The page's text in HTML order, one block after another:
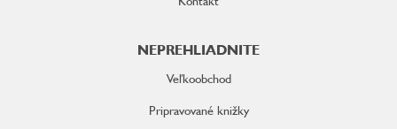
NEPREHLIADNITE
Veľkoobchod
Pripravované knižky